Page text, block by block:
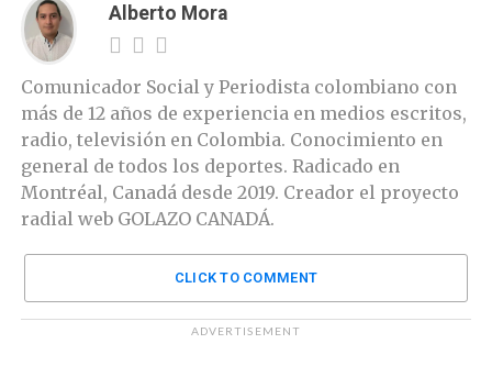
Alberto Mora
Comunicador Social y Periodista colombiano con
más de 12 años de experiencia en medios escritos,
radio, televisión en Colombia. Conocimiento en
general de todos los deportes. Radicado en
Montréal, Canadá desde 2019. Creador el proyecto
radial web GOLAZO CANADÁ.
CLICK TO COMMENT
ADVERTISEMENT